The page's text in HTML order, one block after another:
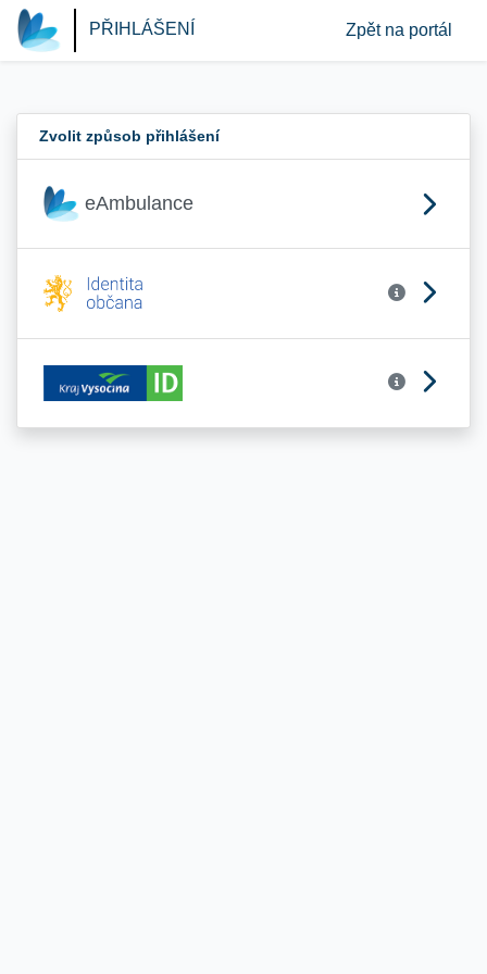
PŘIHLÁŠENÍ Zpět na portál
Zvolit způsob přihlášení
eAmbulance